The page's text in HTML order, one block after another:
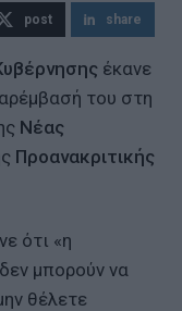
post share
έκανε
του στη
Νέας
Προανακριτικής
ότι «η
μπορούν να
θέλετε